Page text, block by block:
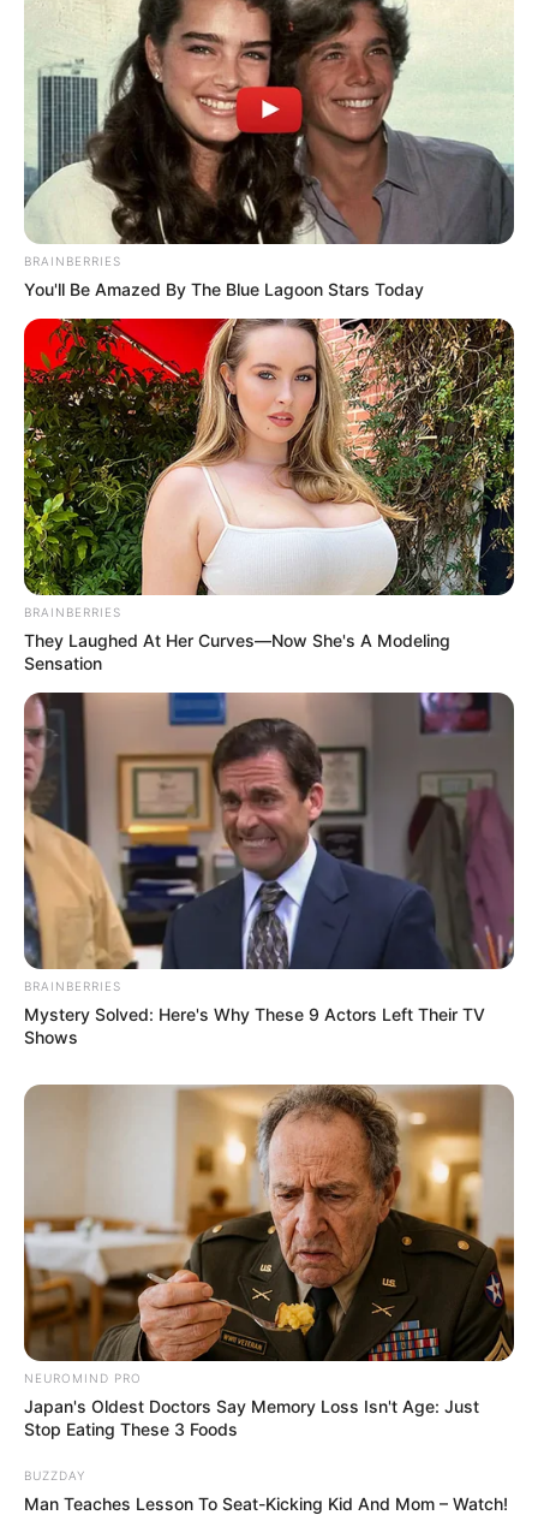
BRAINBERRIES
You'll Be Amazed By The Blue Lagoon Stars Today
BRAINBERRIES
They Laughed At Her Curves—Now She's A Modeling
Sensation
BRAINBERRIES
Mystery Solved: Here's Why These 9 Actors Left Their TV
Shows
NEUROMIND PRO
Japan's Oldest Doctors Say Memory Loss Isn't Age: Just
Stop Eating These 3 Foods
BUZZDAY
Man Teaches Lesson To Seat-Kicking Kid And Mom – Watch!